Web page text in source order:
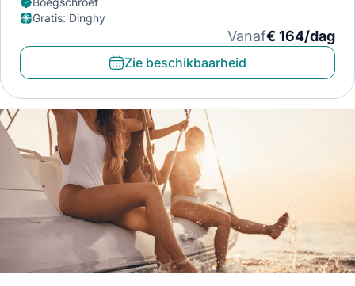
Gratis: Dinghy
Vanaf€ 164/dag
Zie beschikbaarheid